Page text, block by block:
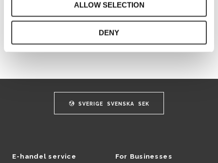
ALLOW SELECTION
DENY
SVERIGE SVENSKA SEK
E-handel service For Businesses